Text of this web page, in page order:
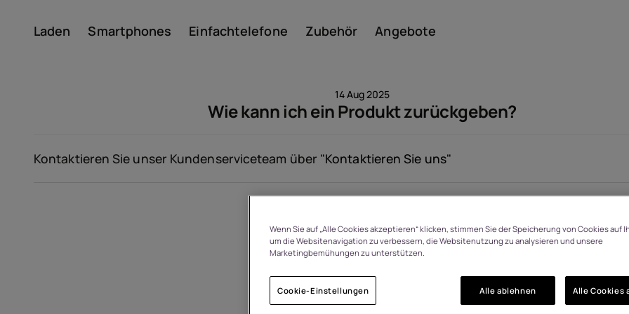
Laden Smartphones Einfachtelefone Zubehör Angebote
14 Aug 2025
Wie kann ich ein Produkt zurückgeben?
Kontaktieren Sie unser Kundenserviceteam über "Kontaktieren Sie uns"
Wenn Sie auf „Alle Cookies akzeptieren“ klicken, stimmen Sie der Speicherung von Cookies auf
um die Websitenavigation zu verbessern, die Websitenutzung zu analysieren und unsere
Marketingbemühungen zu unterstützen.
Cookie-Einstellungen Alle ablehnen Alle Cookies